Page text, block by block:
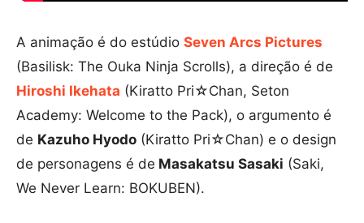
A animação é do estúdio Seven Arcs Pictures
(Basilisk: The Ouka Ninja Scrolls), a direção é de
Hiroshi Ikehata (Kiratto Pri☆Chan, Seton
Academy: Welcome to the Pack), o argumento é
de Kazuho Hyodo (Kiratto Pri☆Chan) e o design
de personagens é de Masakatsu Sasaki (Saki,
We Never Learn: BOKUBEN).